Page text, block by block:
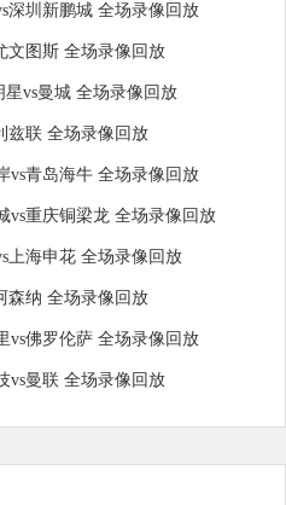
深圳新鹏城 全场录像回放
文图斯 全场录像回放
vs曼城 全场录像回放
兹联 全场录像回放
vs青岛海牛 全场录像回放
vs重庆铜梁龙 全场录像回放
上海申花 全场录像回放
森纳 全场录像回放
vs佛罗伦萨 全场录像回放
vs曼联 全场录像回放